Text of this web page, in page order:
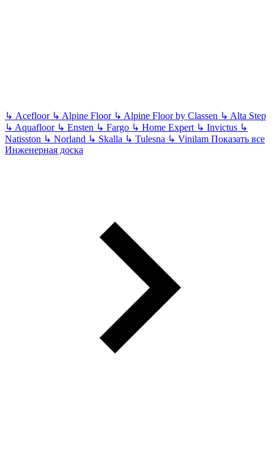
↳ Acefloor ↳ Alpine Floor ↳ Alpine Floor by Classen ↳ Alta Step
↳ Aquafloor ↳ Ensten ↳ Fargo ↳ Home Expert ↳ Invictus ↳
Natisston ↳ Norland ↳ Skalla ↳ Tulesna ↳ Vinilam Показать все
Инженерная доска